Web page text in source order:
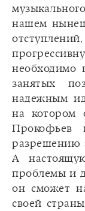
нашем
необходимо
занятых
надежным
на котором
Прокофьев
разрешению
А
проблемы и
он сможет
своей